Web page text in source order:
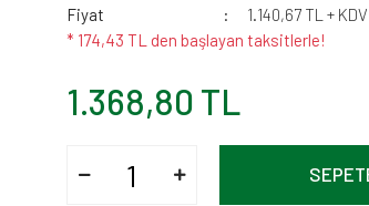
Fiyat
1.140,67 TL + KDV
* 174,43 TL den başlayan taksitlerle!
1.368,80 TL